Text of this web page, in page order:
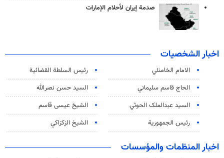
صدمة إيران لأحلام الإمارات
اخبار الشخصيات
الامام الخامنئي
رئیس السلطة القضائیة
الحاج قاسم سليماني
السيد حسن نصرالله
السید عبدالملک الحوثي
الشيخ عيسى قاسم
رئيس الجمهورية
الشيخ الزكزاكي
اخبار المنظمات والمؤسسات